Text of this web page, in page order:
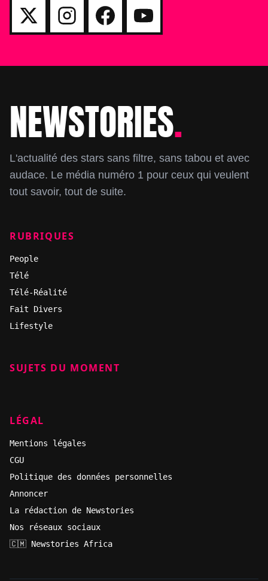
FooterNEWSTORIES.
L'actualité des stars sans filtre, sans tabou et avec
audace. Le média numéro 1 pour ceux qui veulent
tout savoir, tout de suite.
RUBRIQUES
People
Télé
Télé-Réalité
Fait Divers
Lifestyle
SUJETS DU MOMENT
LÉGAL
Mentions légales
CGU
Politique des données personnelles
Annoncer
La rédaction de Newstories
Nos réseaux sociaux
🇨🇲 Newstories Africa